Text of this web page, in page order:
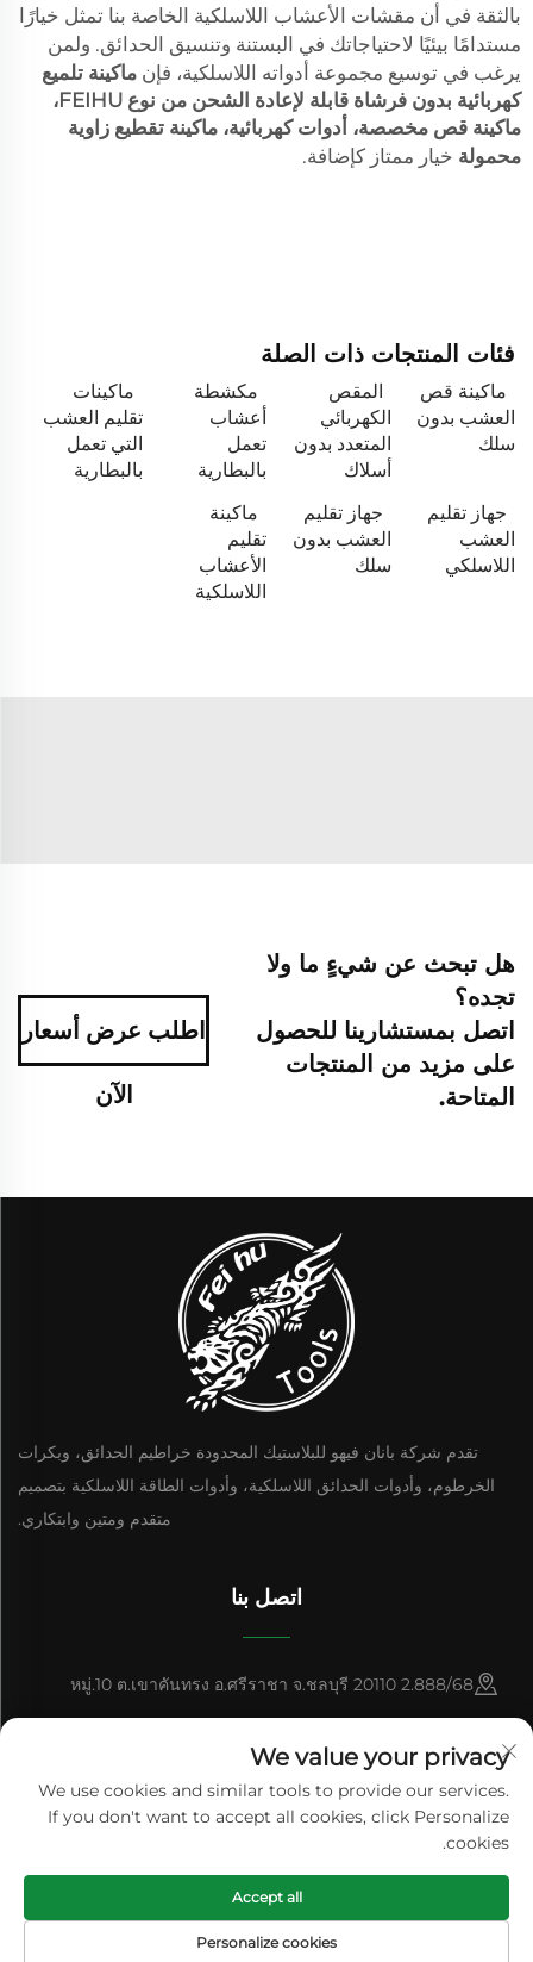
بالثقة في أن مقشات الأعشاب اللاسلكية الخاصة بنا تمثل خيارًا
مستدامًا بيئيًا لاحتياجاتك في البستنة وتنسيق الحدائق. ولمن
يرغب في توسيع مجموعة أدواته اللاسلكية، فإن ماكينة تلميع
كهربائية بدون فرشاة قابلة لإعادة الشحن من نوع FEIHU،
ماكينة قص مخصصة، أدوات كهربائية، ماكينة تقطيع زاوية
محمولة خيار ممتاز كإضافة.
فئات المنتجات ذات الصلة
ماكينة قص
العشب بدون
سلك
المقص
الكهربائي
المتعدد بدون
أسلاك
مكشطة
أعشاب
تعمل
بالبطارية
ماكينات
تقليم العشب
التي تعمل
بالبطارية
جهاز تقليم
العشب
اللاسلكي
جهاز تقليم
العشب بدون
سلك
ماكينة
تقليم
الأعشاب
اللاسلكية
هل تبحث عن شيءٍ ما ولا
تجده؟
اتصل بمستشارينا للحصول
على مزيد من المنتجات
المتاحة.
اطلب عرض أسعار
الآن
تقدم شركة بانان فيهو للبلاستيك المحدودة خراطيم الحدائق، وبكرات
الخرطوم، وأدوات الحدائق اللاسلكية، وأدوات الطاقة اللاسلكية بتصميم
متقدم ومتين وابتكاري.
اتصل بنا
2.888/68 หมู่.10 ต.เขาคันทรง อ.ศรีราชา จ.ชลบุรี 20110
[email protected]
حقوق النشر © شركة بانان فيهو للصناعات البلاستيكية المحدودة جميع الحقوق
سياسة الخصوصية
We value your privacy
We use cookies and similar tools to provide our services.
If you don't want to accept all cookies, click Personalize
cookies.
Personalize cookies
Accept all